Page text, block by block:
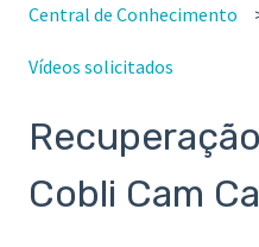
Central de Conhecimento
Vídeos solicitados
Cobli Cam